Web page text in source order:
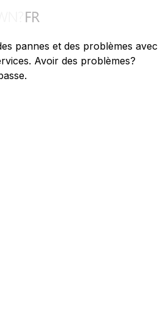
pannes et des problèmes avec
Avoir des problèmes?